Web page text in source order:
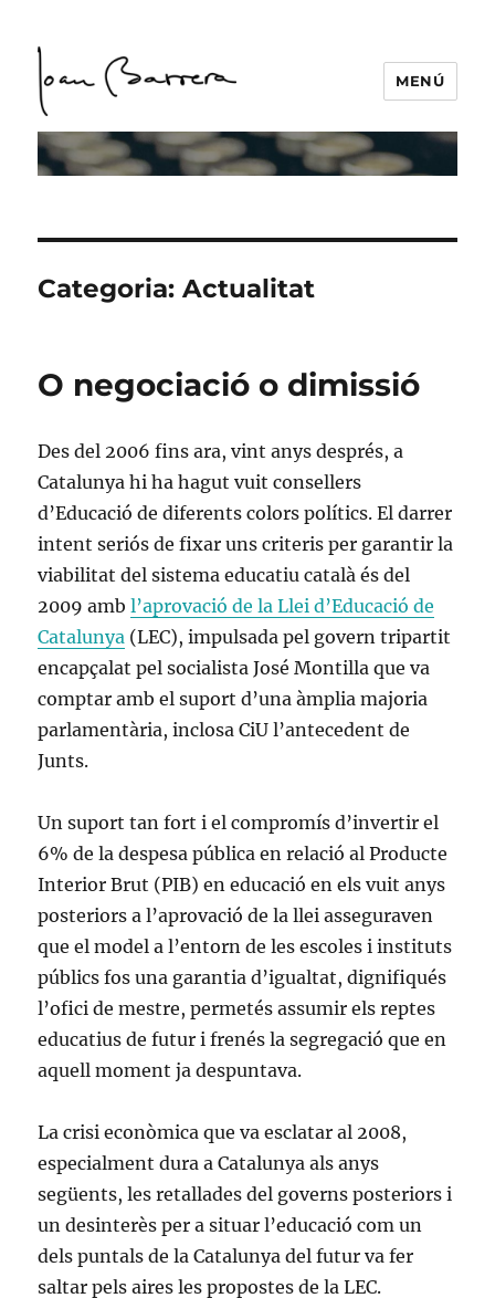
MENÚ
Categoria:Actualitat
O negociació o dimissió
Des del 2006 fins ara, vint anys després, a
Catalunya hi ha hagut vuit consellers
d’Educació de diferents colors polítics. El darrer
intent seriós de fixar uns criteris per garantir la
viabilitat del sistema educatiu català és del
2009 ambl’aprovació de la Llei d’Educació de
Catalunya (LEC), impulsada pel govern tripartit
encapçalat pel socialista José Montilla que va
comptar amb el suport d’una àmplia majoria
parlamentària, inclosa CiU l’antecedent de
Junts.
Un suport tan fort i el compromís d’invertir el
6% de la despesa pública en relació al Producte
Interior Brut (PIB) en educació en els vuit anys
posteriors a l’aprovació de la llei asseguraven
que el model a l’entorn de les escoles i instituts
públics fos una garantia d’igualtat, dignifiqués
l’ofici de mestre, permetés assumir els reptes
educatius de futur i frenés la segregació que en
aquell moment ja despuntava.
La crisi econòmica que va esclatar al 2008,
especialment dura a Catalunya als anys
següents, les retallades del governs posteriors i
un desinterès per a situar l’educació com un
dels puntals de la Catalunya del futur va fer
saltar pels aires les propostes de la LEC.